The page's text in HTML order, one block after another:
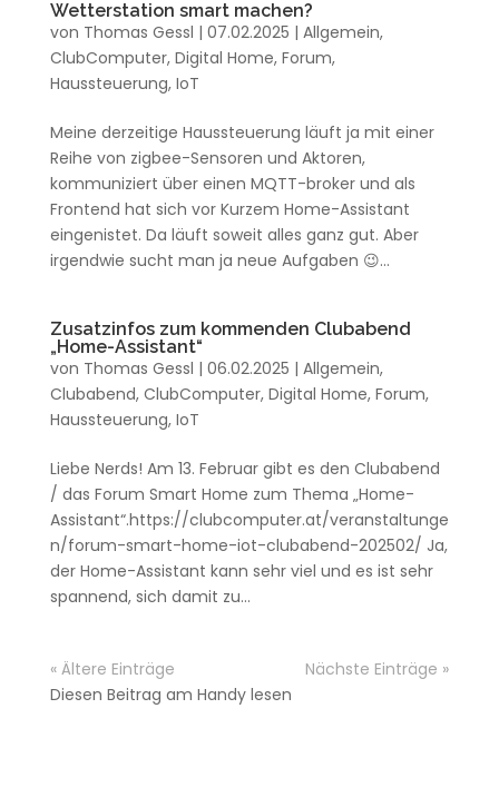
Wetterstation smart machen?
von Thomas Gessl | 07.02.2025 | Allgemein,
ClubComputer, Digital Home, Forum,
Haussteuerung, IoT
Meine derzeitige Haussteuerung läuft ja mit einer
Reihe von zigbee-Sensoren und Aktoren,
kommuniziert über einen MQTT-broker und als
Frontend hat sich vor Kurzem Home-Assistant
eingenistet. Da läuft soweit alles ganz gut. Aber
irgendwie sucht man ja neue Aufgaben 😉...
Zusatzinfos zum kommenden Clubabend
„Home-Assistant“
von Thomas Gessl | 06.02.2025 | Allgemein,
Clubabend, ClubComputer, Digital Home, Forum,
Haussteuerung, IoT
Liebe Nerds! Am 13. Februar gibt es den Clubabend
/ das Forum Smart Home zum Thema „Home-
Assistant“.https://clubcomputer.at/veranstaltunge
n/forum-smart-home-iot-clubabend-202502/ Ja,
der Home-Assistant kann sehr viel und es ist sehr
spannend, sich damit zu...
« Ältere Einträge
Nächste Einträge »
Diesen Beitrag am Handy lesen